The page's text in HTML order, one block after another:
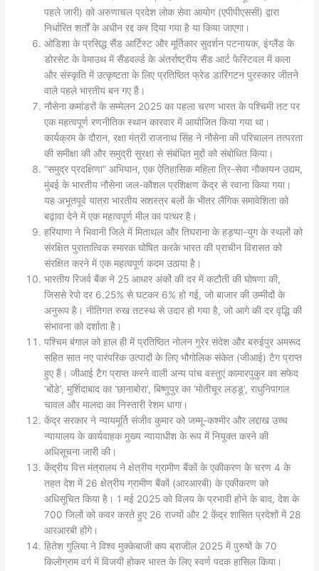
पहले जारी) को अरुणाचल प्रदेश लोक सेवा आयोग (एपीपीएससी) द्वारा
निर्धारित शर्तों के अधीन रद्द कर दिया गया है या किया जाएगा।
ओडिशा के प्रसिद्ध सैंड आर्टिस्ट और मूर्तिकार सुदर्शन पटनायक, इंग्लैंड के
डोरसेट के वेमाउथ में सैंडवर्ल्ड के अंतर्राष्ट्रीय सैंड आर्ट फेस्टिवल में कला
और संस्कृति में उत्कृष्टता के लिए प्रतिष्ठित फ्रेड डारिंगटन पुरस्कार जीतने
वाले पहले भारतीय बन गए हैं।
नौसेना कमांडरों के सम्मेलन 2025 का पहला चरण भारत के पश्चिमी तट पर
एक महत्वपूर्ण रणनीतिक स्थान कारवार में आयोजित किया गया था।
कार्यक्रम के दौरान, रक्षा मंत्री राजनाथ सिंह ने नौसेना की परिचालन तत्परता
की समीक्षा की और समुद्री सुरक्षा से संबंधित मुद्दों को संबोधित किया।
“समुद्र प्रदक्षिणा” अभियान, एक ऐतिहासिक महिला त्रि-सेवा नौकायन उद्यम,
मुंबई के भारतीय नौसेना जल-कौशल प्रशिक्षण केंद्र से रवाना किया गया।
यह अभूतपूर्व यात्रा भारतीय सशस्त्र बलों के भीतर लैंगिक समावेशिता को
बढ़ावा देने में एक महत्वपूर्ण मील का पत्थर है।
हरियाणा ने भिवानी जिले में मिताथल और तिघराना के हड़प्पा-युग के स्थलों को
संरक्षित पुरातात्विक स्मारक घोषित करके भारत की प्राचीन विरासत को
संरक्षित करने में एक महत्वपूर्ण कदम उठाया है।
भारतीय रिजर्व बैंक ने 25 आधार अंकों की दर में कटौती की घोषणा की,
जिससे रेपो दर 6.25% से घटकर 6% हो गई, जो बाजार की उम्मीदों के
अनुरूप है। नीतिगत रुख तटस्थ से उदार हो गया है, जो आगे की दर वृद्धि की
संभावना को दर्शाता है।
पश्चिम बंगाल को हाल ही में प्रतिष्ठित नोलन गुरेर संदेश और बरुईपुर अमरूद
सहित सात नए पारंपरिक उत्पादों के लिए भौगोलिक संकेत (जीआई) टैग प्राप्त
हुए हैं। जीआई टैग प्राप्त करने वाली अन्य पांच वस्तुएं कामारपुकुर का सफेद
‘बोंडे’, मुर्शिदाबाद का ‘छानाबोरा’, बिष्णुपुर का ‘मोतीचूर लड्डू’, राधुनिपागल
चावल और मालदा का निस्तारी रेशम धागा।
केंद्र सरकार ने न्यायमूर्ति संजीव कुमार को जम्मू-कश्मीर और लद्दाख उच्च
न्यायालय के कार्यवाहक मुख्य न्यायाधीश के रूप में नियुक्त करने की
अधिसूचना जारी की।
केंद्रीय वित्त मंत्रालय ने क्षेत्रीय ग्रामीण बैंकों के एकीकरण के चरण 4 के
तहत देश में 26 क्षेत्रीय ग्रामीण बैंकों (आरआरबी) के एकीकरण को
अधिसूचित किया है। 1 मई 2025 को विलय के प्रभावी होने के बाद, देश के
700 जिलों को कवर करते हुए 26 राज्यों और 2 केंद्र शासित प्रदेशों में 28
आरआरबी होंगे।
हितेश गुलिया ने विश्व मुक्केबाजी कप ब्राजील 2025 में पुरुषों के 70
किलोग्राम वर्ग में विजयी होकर भारत के लिए स्वर्ण पदक हासिल किया।